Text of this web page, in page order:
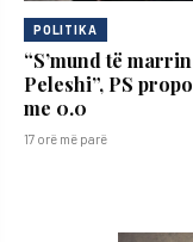
POLITIKA
“S’mund të
Peleshi”, PS
me 0.0
17 orë më parë